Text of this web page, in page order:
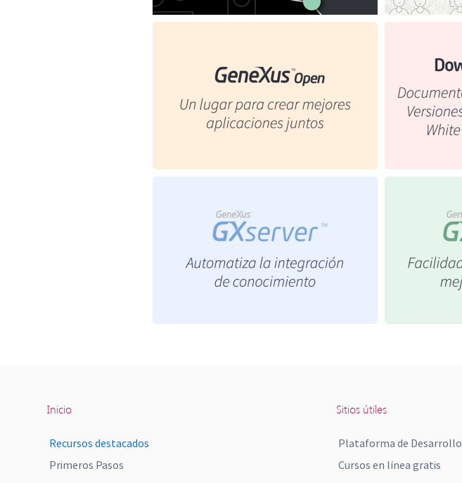
Inicio
Recursos destacados
Primeros Pasos
Sitios útiles
Plataforma de Desarrollo
Cursos en línea gratis